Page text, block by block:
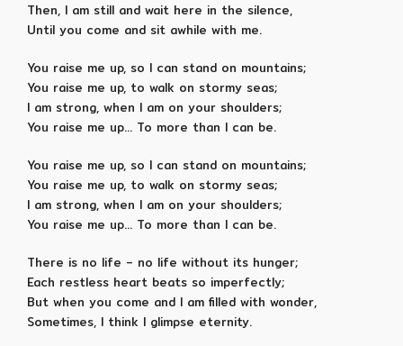
Then, I am still and wait here in the silence,
Until you come and sit awhile with me.
You raise me up, so I can stand on mountains;
You raise me up, to walk on stormy seas;
I am strong, when I am on your shoulders;
You raise me up… To more than I can be.
You raise me up, so I can stand on mountains;
You raise me up, to walk on stormy seas;
I am strong, when I am on your shoulders;
You raise me up… To more than I can be.
There is no life – no life without its hunger;
Each restless heart beats so imperfectly;
But when you come and I am filled with wonder,
Sometimes, I think I glimpse eternity.